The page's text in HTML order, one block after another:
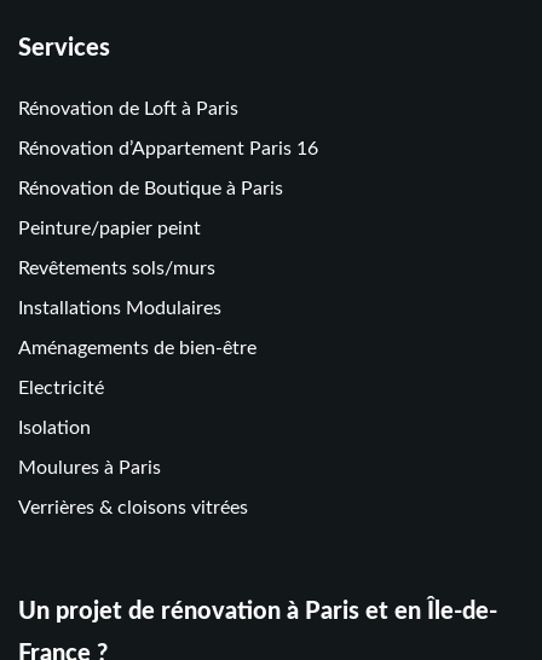
Services
Rénovation de Loft à Paris
Rénovation d’Appartement Paris 16
Rénovation de Boutique à Paris
Peinture/papier peint
Revêtements sols/murs
Installations Modulaires
Aménagements de bien-être
Electricité
Isolation
Moulures à Paris
Verrières & cloisons vitrées
Un projet de rénovation à Paris et en Île-de-
France ?